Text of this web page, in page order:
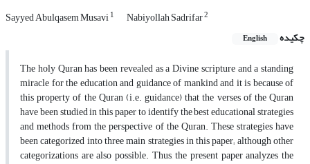
Sayyed Abulqasem Musavi1 Nabiyollah Sadrifar2
چکیده English
The holy Quran has been revealed as a Divine scripture and a standing
miracle for the education and guidance of mankind and it is because of
this property of the Quran (i.e. guidance) that the verses of the Quran
have been studied in this paper to identify the best educational strategies
and methods from the perspective of the Quran. These strategies have
been categorized into three main strategies in this paper; although other
categorizations are also possible. Thus, the present paper analyzes the